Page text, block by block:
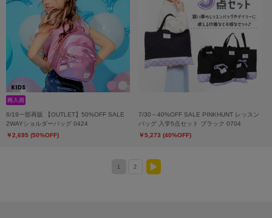
6/19一部再販 【OUTLET】50%OFF SALE
2WAYショルダーバッグ 0424
￥2,695 (50%OFF)
7/30～40%OFF SALE PINKHUNT レッスン
バッグ 入学5点セット ブラック 0704
￥5,273 (40%OFF)
1 2